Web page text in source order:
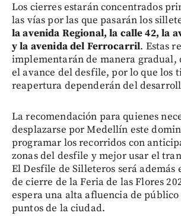
Los cierres estarán concentrados
las vías por las que pasarán los
la avenida Regional, la calle 42, la
y la avenida del Ferrocarril. Estas
implementarán de manera gradual,
el avance del desfile, por lo que los
reapertura dependerán del
La recomendación para quienes
desplazarse por Medellín este
programar los recorridos con
zonas del desfile y mejor usar el
El Desfile de Silleteros será además
de cierre de la Feria de las Flores
espera una alta afluencia de
puntos de la ciudad.